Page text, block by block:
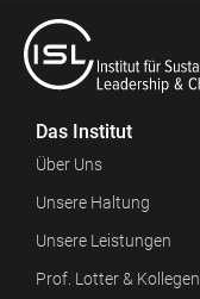
Das Institut
Über Uns
Unsere Haltung
Unsere Leistungen
Prof. Lotter & Kollegen